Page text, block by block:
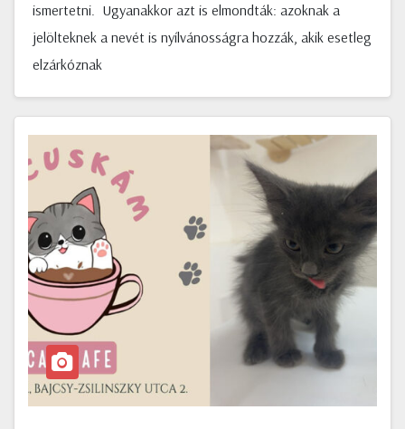
ismertetni. Ugyanakkor azt is elmondták: azoknak a
jelölteknek a nevét is nyílvánosságra hozzák, akik esetleg
elzárkóznak